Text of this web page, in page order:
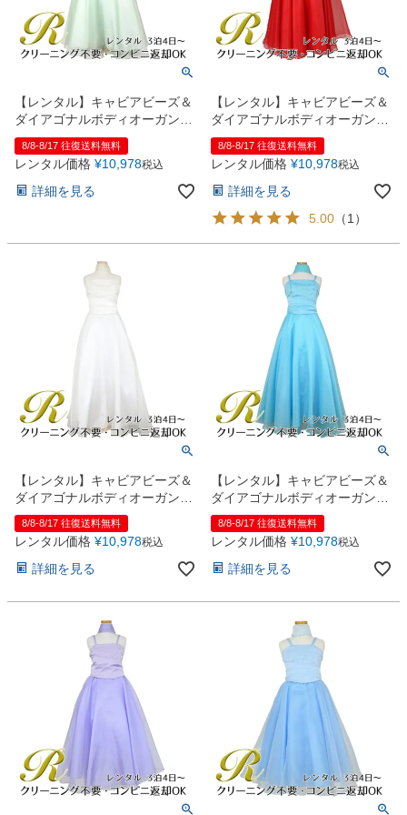
【レンタル】キャビアビーズ＆
ダイアゴナルボディオーガンジ
ースカートドレス（HC1568）
セージ
8/8-8/17 往復送料無料
レンタル価格 ¥10,978税込
詳細を見る
【レンタル】キャビアビーズ＆
ダイアゴナルボディオーガンジ
ースカートドレス（HC1568）
レッド
8/8-8/17 往復送料無料
レンタル価格 ¥10,978税込
詳細を見る
5.00 （1 ）
【レンタル】キャビアビーズ＆
ダイアゴナルボディオーガンジ
ースカートドレス（HC1568）
アイボリー
8/8-8/17 往復送料無料
レンタル価格 ¥10,978税込
詳細を見る
【レンタル】キャビアビーズ＆
ダイアゴナルボディオーガンジ
ースカートドレス（HC1568）
アクア
8/8-8/17 往復送料無料
レンタル価格 ¥10,978税込
詳細を見る